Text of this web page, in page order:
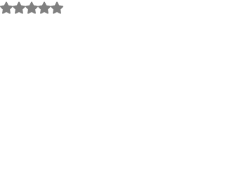
Noté NaN étoiles sur 5.